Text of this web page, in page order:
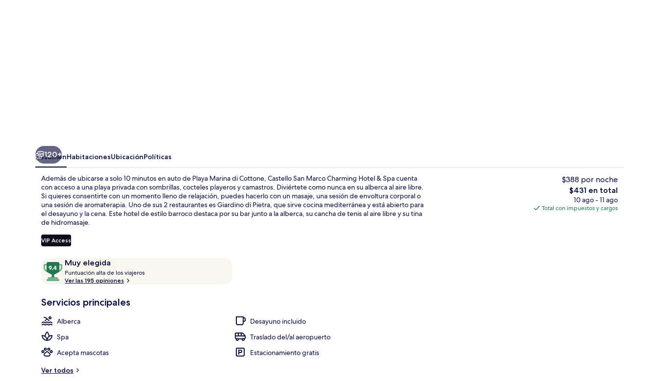
Ropa de cama de alta calidad, camas con pillow-top y minibarPlaya privada, camastros, sombrillas
120+
ResumenHabitacionesUbicaciónPolíticas
Además de ubicarse a solo 10 minutos en auto de Playa Marina di Cottone, Castello San Marco Charming Hotel & Spa cuenta
con acceso a una playa privada con sombrillas, cocteles playeros y camastros. Diviértete como nunca en su alberca al aire libre.
Si quieres consentirte con un momento lleno de relajación, puedes hacerlo con un masaje, una sesión de envoltura corporal o
una sesión de aromaterapia. Uno de sus 2 restaurantes es Giardino di Pietra, que sirve cocina mediterránea y está abierto para
el desayuno y la cena. Este hotel de estilo barroco destaca por su bar junto a la alberca, su cancha de tenis al aire libre y su tina
de hidromasaje.
VIP Access
OpinionesMuy elegida
9.4
de
10,
elegida
Puntuación alta de los viajeros
Ver las 195 opiniones
Servicios principales
Alberca
Desayuno incluido
Spa
Traslado del/al aeropuerto
Acepta mascotas
Estacionamiento gratis
Ver todos
$388 por noche
El
precio
total
$431 en total
10 ago - 11 ago
Total con impuestos y cargos